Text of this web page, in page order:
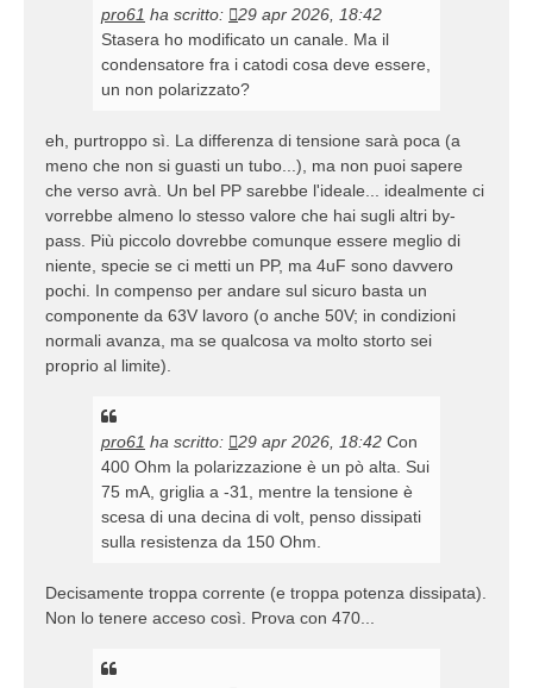
pro61 ha scritto:
29 apr 2026, 18:42
Stasera ho modificato un canale. Ma il
condensatore fra i catodi cosa deve essere,
un non polarizzato?
eh, purtroppo sì. La differenza di tensione sarà poca (a
meno che non si guasti un tubo...), ma non puoi sapere
che verso avrà. Un bel PP sarebbe l'ideale... idealmente ci
vorrebbe almeno lo stesso valore che hai sugli altri by-
pass. Più piccolo dovrebbe comunque essere meglio di
niente, specie se ci metti un PP, ma 4uF sono davvero
pochi. In compenso per andare sul sicuro basta un
componente da 63V lavoro (o anche 50V; in condizioni
normali avanza, ma se qualcosa va molto storto sei
proprio al limite).
pro61 ha scritto: 29 apr 2026, 18:42 Con
400 Ohm la polarizzazione è un pò alta. Sui
75 mA, griglia a -31, mentre la tensione è
scesa di una decina di volt, penso dissipati
sulla resistenza da 150 Ohm.
Decisamente troppa corrente (e troppa potenza dissipata).
Non lo tenere acceso così. Prova con 470...